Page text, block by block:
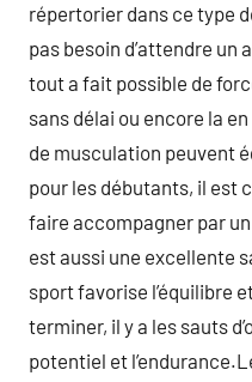
répertorier dans ce type
pas besoin d’attendre un
tout a fait possible de
sans délai ou encore la
de musculation peuvent
pour les débutants, il est
faire accompagner par
est aussi une excellente
sport favorise l’équilibre
terminer, il y a les sauts
potentiel et